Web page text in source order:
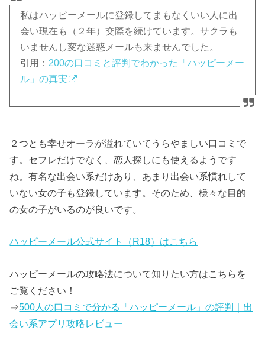
私はハッピーメールに登録してまもなくいい人に出
会い現在も（２年）交際を続けています。サクラも
いませんし変な迷惑メールも来ませんでした。
引用： 200の口コミと評判でわかった「ハッピーメー
ル」の真実
２つとも幸せオーラが溢れていてうらやましい口コミで
す。セフレだけでなく、恋人探しにも使えるようです
ね。有名な出会い系だけあり、あまり出会い系慣れして
いない女の子も登録しています。そのため、様々な目的
の女の子がいるのが良いです。
ハッピーメール公式サイト（R18）はこちら
ハッピーメールの攻略法について知りたい方はこちらを
ご覧ください！
⇒500人の口コミで分かる「ハッピーメール」の評判｜出
会い系アプリ攻略レビュー